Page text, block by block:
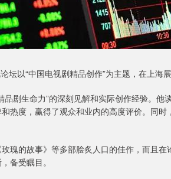
以“中国电视剧精品创作”为主题，在上海
剧生命力”的深刻见解和实际创作经验。他
度，赢得了观众和业内的高度评价。同时
瑰的故事》等多部脍炙人口的佳作，而且
备受瞩目。